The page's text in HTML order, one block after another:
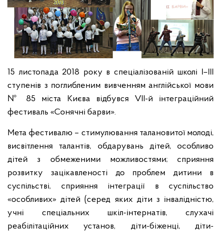
15 листопада 2018 року в спеціалізованій школі I–III
cтупенів з поглибленим вивченням англійської мови
№ 85 міста Києва відбувся VІІ-й інтеграційний
фестиваль «Сонячні барви».
Мета фестивалю – стимулювання талановитої молоді,
висвітлення талантів, обдарувань дітей, особливо
дітей з обмеженими можливостями; сприяння
розвитку зацікавленості до проблем дитини в
суспільстві, сприяння інтеграції в суспільство
«особливих» дітей (серед яких діти з інвалідністю,
учні спеціальних шкіл-інтернатів, слухачі
реабілітаційних установ, діти-біженці, діти-